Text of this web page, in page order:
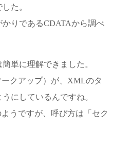
た。
かりであるCDATAから調べ
単に理解できました。
クアップ）が、XMLのタ
にしているんですね。
うですが、呼び方は「セク